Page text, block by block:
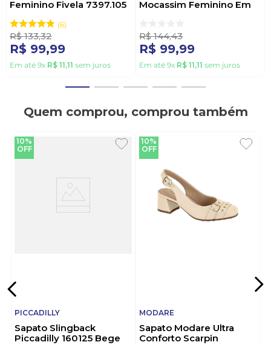
Feminino Fivela 7397.105
6
R$ 133,32
R$ 99,99
Em até 9x R$ 11,11 sem juros
Mocassim Feminino Em
R$ 144,43
R$ 99,99
Em até 9x R$ 11,11 sem juros
Quem comprou, comprou também
10%
OFF
PICCADILLY
Sapato Slingback
Piccadilly 160125 Bege
10%
OFF
MODARE
Sapato Modare Ultra
Conforto Scarpin